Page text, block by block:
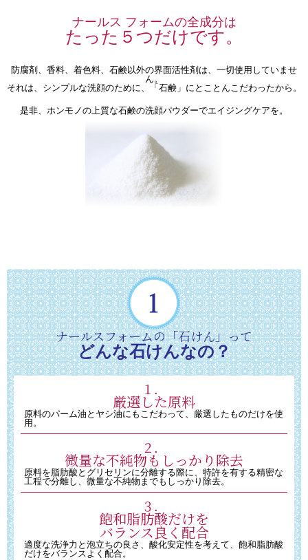
ナールス フォームの全成分は
たった５つだけです。
防腐剤、香料、着色料、石鹸以外の界面活性剤は、一切使用していませ
ん。
それは、シンプルな洗顔のために、「石鹸」にとことんこだわったから。
是非、ホンモノの上質な石鹸の洗顔パウダーでエイジングケアを。
ナールスフォームの「石けん」って
どんな石けんなの？
１．
厳選した原料
原料のパーム油とヤシ油にもこだわって、厳選したものだけを使
用。
２．
微量な不純物もしっかり除去
原料を脂肪酸とグリセリンに分離する際に、特許を有する精密な
工程で分離し、微量な不純物までもしっかり除去。
３．
飽和脂肪酸だけを
バランス良く配合
適度な洗浄力と泡立ちの良さ、酸化安定性を考えて、飽和脂肪酸
だけをバランスよく配合。